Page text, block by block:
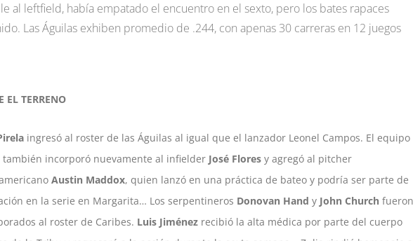
al leftfield, había empatado el encuentro en el sexto, pero los bates rapaces
Las Águilas exhiben promedio de .244, con apenas 30 carreras en 12 juegos
EL TERRENO
ingresó al roster de las Águilas al igual que el lanzador Leonel Campos. El equipo
también incorporó nuevamente al infielder José Flores y agregó al pitcher
Austin Maddox, quien lanzó en una práctica de bateo y podría ser parte de
en la serie en Margarita… Los serpentineros Donovan Hand y John Church fueron
al roster de Caribes. Luis Jiménez recibió la alta médica por parte del cuerpo